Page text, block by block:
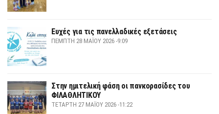
Ευχές για τις πανελλαδικές εξετάσεις
ΠΈΜΠΤΗ 28 ΜΑΪ́ΟΥ 2026 -9:09
Στην ημιτελική φάση οι πανκορασίδες του
ΦΙΛΑΘΛΗΤΙΚΟΥ
ΤΕΤΆΡΤΗ 27 ΜΑΪ́ΟΥ 2026 -11:22